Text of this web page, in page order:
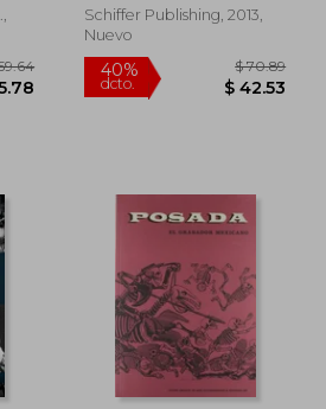
Schiffer Publishing, 2013,
Nuevo